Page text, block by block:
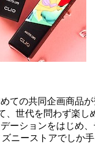
ての共同企画商品
世代を問わず楽し
ーションをはじめ
ニーストアでし